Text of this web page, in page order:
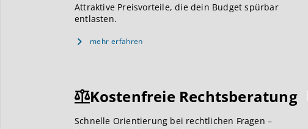
Attraktive Preisvorteile, die dein Budget spürbar
entlasten.
mehr erfahren
Kostenfreie Rechtsberatung
Schnelle Orientierung bei rechtlichen Fragen –